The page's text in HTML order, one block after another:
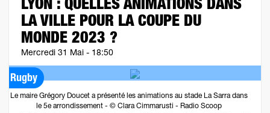
LYON : QUELLES ANIMATIONS DANS
LA VILLE POUR LA COUPE DU
MONDE 2023 ?
Mercredi 31 Mai - 18:50
Rugby
Le maire Grégory Doucet a présenté les animations au stade La Sarra dans
le 5e arrondissement - © Clara Cimmarusti - Radio Scoop